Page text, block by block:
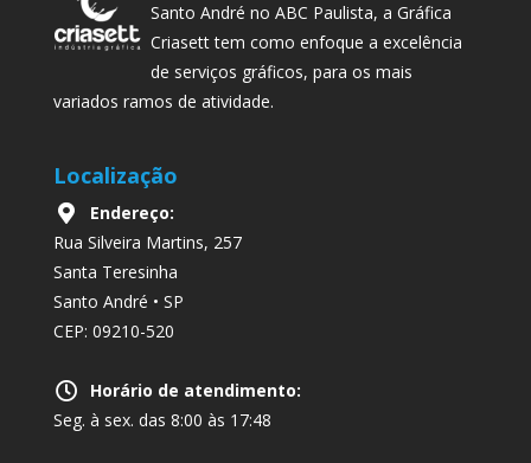
Santo André no ABC Paulista, a Gráfica
Criasett tem como enfoque a excelência
de serviços gráficos, para os mais
variados ramos de atividade.
Localização
Endereço:
Rua Silveira Martins, 257
Santa Teresinha
Santo André • SP
CEP: 09210-520
Horário de atendimento:
Seg. à sex. das 8:00 às 17:48